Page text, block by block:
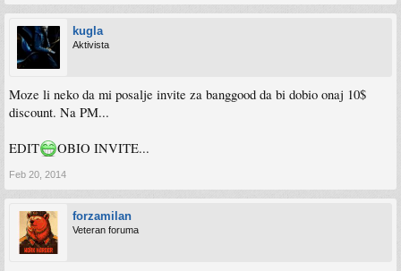
kugla
Aktivista
Moze li neko da mi posalje invite za banggood da bi dobio onaj 10$
discount. Na PM...
EDIT OBIO INVITE...
Feb 20, 2014
forzamilan
Veteran foruma